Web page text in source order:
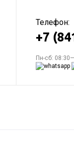
Телефон:
+7
Пн-сб: